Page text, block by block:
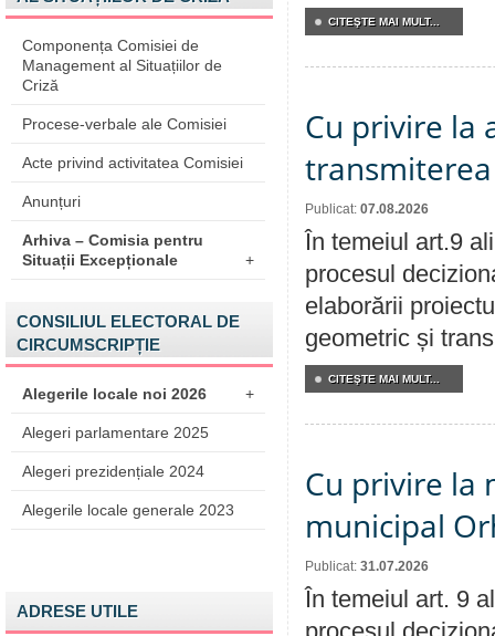
Componența Comisiei de
Management al Situațiilor de
Criză
Procese-verbale ale Comisiei
Acte privind activitatea Comisiei
Anunțuri
Arhiva – Comisia pentru
Situații Excepționale
+
CONSILIUL ELECTORAL DE
CIRCUMSCRIPȚIE
Alegerile locale noi 2026 +
Alegeri parlamentare 2025
Alegeri prezidențiale 2024
Alegerile locale generale 2023
ADRESE UTILE
CITEŞTE MAI MULT...
Cu privire la
Publicat: 07.08.2026
În temeiul art.9
procesul
elaborării
geometric și
CITEŞTE MAI MULT...
Cu privire la
municipal
Publicat: 31.07.2026
În temeiul art. 9